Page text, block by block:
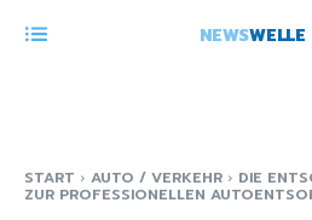
NEWSWELLE
START AUTO / VERKEHR DIE
ZUR PROFESSIONELLEN